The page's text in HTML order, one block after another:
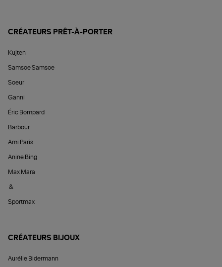
CRÉATEURS PRÊT-À-PORTER
Kujten
Samsoe Samsoe
Soeur
Ganni
Éric Bompard
Barbour
Ami Paris
Anine Bing
Max Mara
&
Sportmax
CRÉATEURS BIJOUX
Aurélie Bidermann